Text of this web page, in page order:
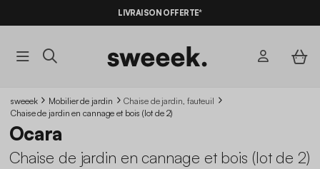
LIVRAISON OFFERTE*
sweeek Mobilier de jardin
Chaise de jardin, fauteuil
Chaise de jardin en cannage et bois (lot de 2)
Ocara
Chaise de jardin en cannage et bois (lot de 2)